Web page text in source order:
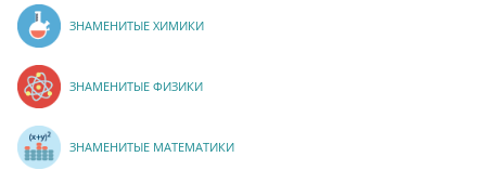
ЗНАМЕНИТЫЕ ХИМИКИ
ЗНАМЕНИТЫЕ ФИЗИКИ
ЗНАМЕНИТЫЕ МАТЕМАТИКИ